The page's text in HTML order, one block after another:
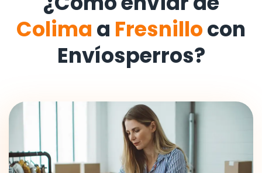
Colima a Fresnillocon
Envíosperros?